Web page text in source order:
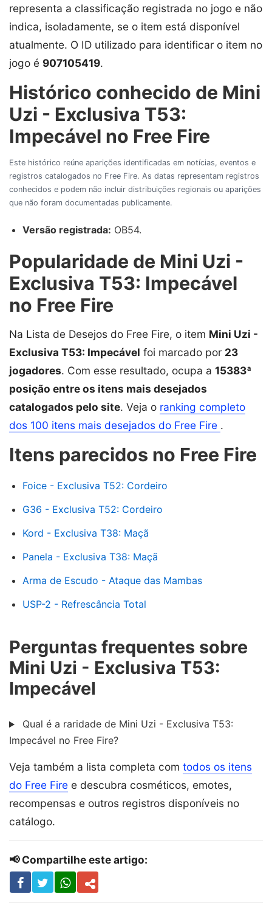
representa a classificação registrada no jogo e não
indica, isoladamente, se o item está disponível
atualmente. O ID utilizado para identificar o item no
jogo é 907105419.
Histórico conhecido de Mini
Uzi - Exclusiva T53:
Impecável no Free Fire
Este histórico reúne aparições identificadas em notícias, eventos e
registros catalogados no Free Fire. As datas representam registros
conhecidos e podem não incluir distribuições regionais ou aparições
que não foram documentadas publicamente.
Versão registrada: OB54.
Popularidade de Mini Uzi -
Exclusiva T53: Impecável
no Free Fire
Na Lista de Desejos do Free Fire, o item Mini Uzi -
Exclusiva T53: Impecável foi marcado por 23
jogadores. Com esse resultado, ocupa a 15383ª
posição entre os itens mais desejados
catalogados pelo site. Veja o ranking completo
dos 100 itens mais desejados do Free Fire .
Itens parecidos no Free Fire
Foice - Exclusiva T52: Cordeiro
G36 - Exclusiva T52: Cordeiro
Kord - Exclusiva T38: Maçã
Panela - Exclusiva T38: Maçã
Arma de Escudo - Ataque das Mambas
USP-2 - Refrescância Total
Perguntas frequentes sobre
Mini Uzi - Exclusiva T53:
Impecável
Qual é a raridade de Mini Uzi - Exclusiva T53:
Impecável no Free Fire?
Veja também a lista completa com todos os itens
do Free Fire e descubra cosméticos, emotes,
recompensas e outros registros disponíveis no
catálogo.
📢 Compartilhe este artigo: